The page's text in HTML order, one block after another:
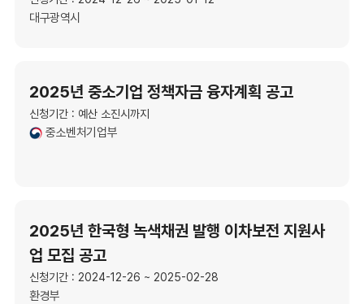
대구광역시
2025년 중소기업 정책자금 융자계획 공고
신청기간 : 예산 소진시까지
중소벤처기업부
2025년 한국형 녹색채권 발행 이차보전 지원사
업 모집 공고
신청기간 : 2024-12-26 ~ 2025-02-28
환경부